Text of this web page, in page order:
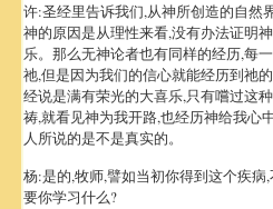
许:圣经里告诉我们,从神所创造的自然
神的原因是从理性来看,没有办法证明
乐。那么无神论者也有同样的经历,每
祂,但是因为我们的信心就能经历到祂
经说是满有荣光的大喜乐,只有嚐过这
祷,就看见神为我开路,也经历神给我心
人所说的是不是真实的。
杨:是的,牧师,譬如当初你得到这个疾
要你学习什么?